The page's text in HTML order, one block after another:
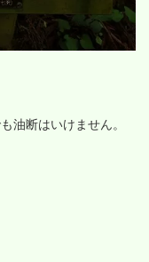
油断はいけません。